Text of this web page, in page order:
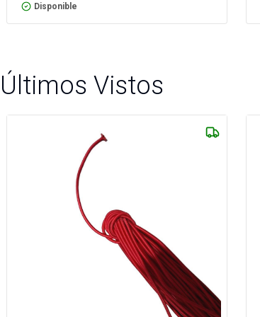
Disponible
Últimos Vistos